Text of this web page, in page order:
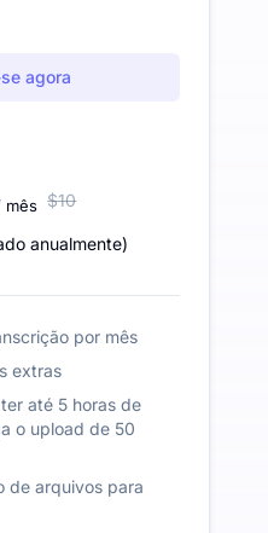
agora
mês $10
anualmente)
por mês
extras
até 5 horas de
o upload de 50
de arquivos para